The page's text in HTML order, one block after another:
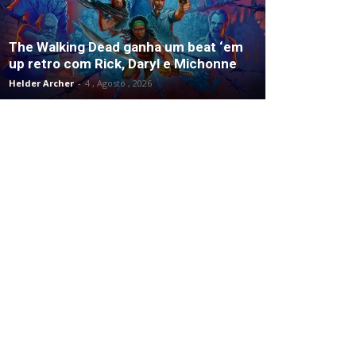
The Walking Dead ganha um beat ‘em
up retro com Rick, Daryl e Michonne
Helder Archer - 4 , Agosto , 2026